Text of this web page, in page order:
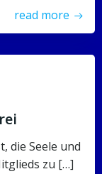
read more
die Seele und
zu […]